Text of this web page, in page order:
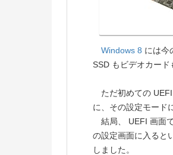
Windows 8 には今
SSD もビデオカード
ただ初めての UEFI
に、その設定モード
結局、 UEFI 画面
の設定画面に入ると
しました。